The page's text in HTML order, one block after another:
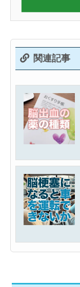
関連記事